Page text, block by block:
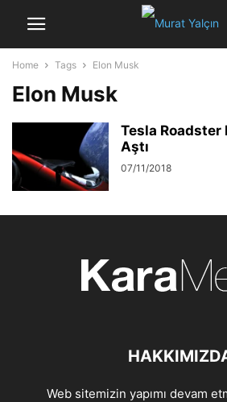
Home Tags Elon Musk
Elon Musk
Tesla
Aştı
07/11/2018
Web sitemizin yapımı devam